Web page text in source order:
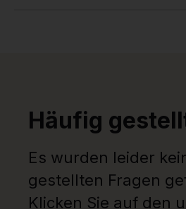
Häufig
Es wurden leider
gestellten Fragen
Klicken Sie auf den